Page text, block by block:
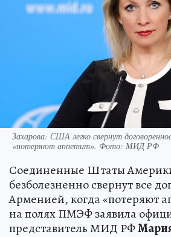
Захарова: США легко свернут
«потеряют аппетит». Фото: МИД РФ
Соединенные Штаты
безболезненно свернут все
Арменией, когда «потеряют
на полях ПМЭФ заявила
представитель МИД РФ